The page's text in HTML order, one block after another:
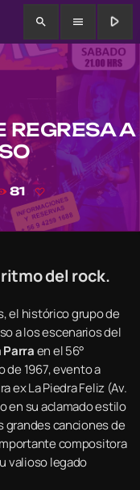
search menu play_arrow
REGRESA A
81
del rock.
el histórico grupo de
a los escenarios del
en el 56°
de 1967, evento a
ex La Piedra Feliz (Av.
en su aclamado estilo
grandes canciones de
compositora
valioso legado